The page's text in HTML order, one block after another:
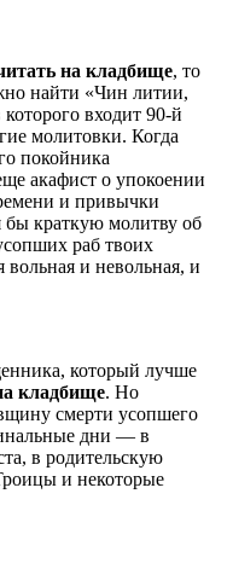
на кладбище, то
найти «Чин литии,
которого входит 90-й
молитовки. Когда
покойника
акафист о упокоении
и привычки
бы краткую молитву об
раб твоих
и невольная, и
который лучше
кладбище. Но
смерти усопшего
дни — в
в родительскую
и некоторые